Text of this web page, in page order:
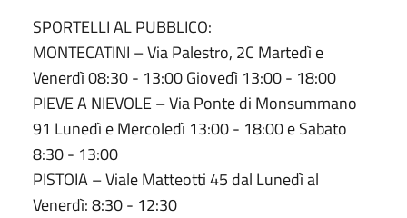
SPORTELLI AL PUBBLICO:
MONTECATINI – Via Palestro, 2C Martedì e
Venerdì 08:30 - 13:00 Giovedì 13:00 - 18:00
PIEVE A NIEVOLE – Via Ponte di Monsummano
91 Lunedì e Mercoledì 13:00 - 18:00 e Sabato
8:30 - 13:00
PISTOIA – Viale Matteotti 45 dal Lunedì al
Venerdì: 8:30 - 12:30